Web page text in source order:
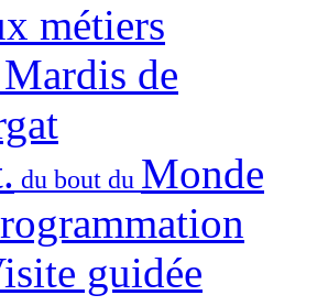
métiers
de
du bout du Monde
guidée